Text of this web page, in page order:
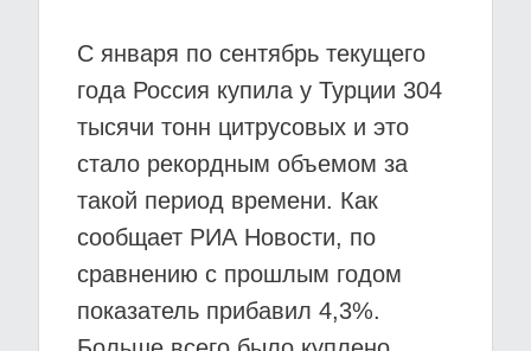
С января по сентябрь текущего
года Россия купила у Турции 304
тысячи тонн цитрусовых и это
стало рекордным объемом за
такой период времени. Как
сообщает РИА Новости, по
сравнению с прошлым годом
показатель прибавил 4,3%.